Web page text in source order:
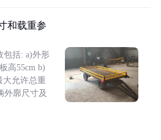
和载重参
包括: a)外形
高55cm b)
大允许总重
外廓尺寸及